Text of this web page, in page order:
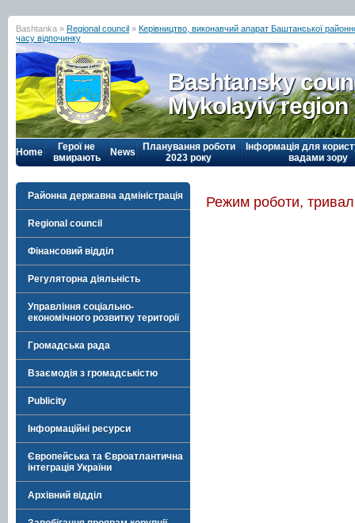
Bashtanka » Regional council » Керівництво, виконавчий апарат Баштанської
часу відпочинку
Bashtansky
Mykolayiv region
Home
Герої не
вмирають
News
Планування роботи
2023 року
Інформація для
вадами зору
Районна державна адміністрація
Regional council
Фінансовий відділ
Регуляторна діяльність
Управління соціально-
економічного розвитку території
Громадська рада
Взаємодія з громадськістю
Publicity
Інформаційні ресурси
Європейська та Євроатлантична
інтеграція України
Архівний відділ
Режим роботи,